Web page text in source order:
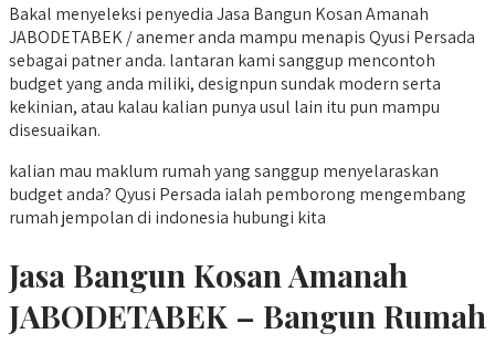
Bakal menyeleksi penyedia Jasa Bangun Kosan Amanah
JABODETABEK / anemer anda mampu menapis Qyusi Persada
sebagai patner anda. lantaran kami sanggup mencontoh
budget yang anda miliki, designpun sundak modern serta
kekinian, atau kalau kalian punya usul lain itu pun mampu
disesuaikan.
kalian mau maklum rumah yang sanggup menyelaraskan
budget anda? Qyusi Persada ialah pemborong mengembang
rumah jempolan di indonesia hubungi kita
Jasa Bangun Kosan Amanah
JABODETABEK – Bangun Rumah